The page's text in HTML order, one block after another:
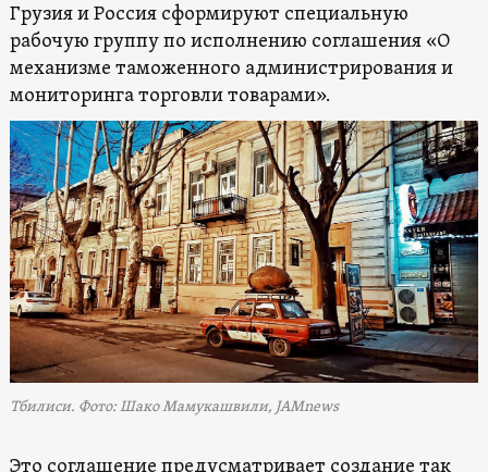
Грузия и Россия сформируют специальную
рабочую группу по исполнению соглашения «О
механизме таможенного администрирования и
мониторинга торговли товарами».
Тбилиси. Фото: Шако Мамукашвили, JAMnews
Это соглашение предусматривает создание так